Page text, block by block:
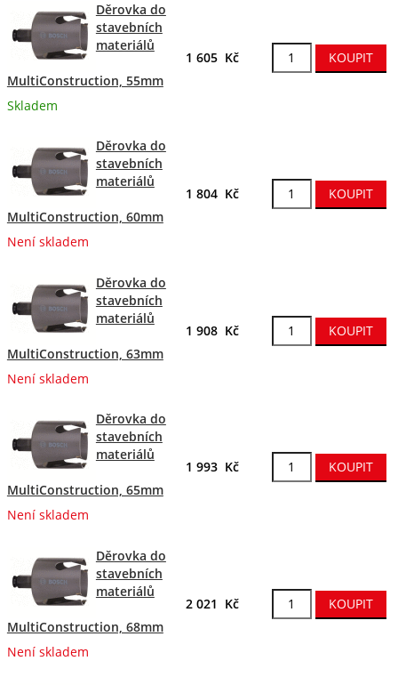
Děrovka do
stavebních
materiálů
MultiConstruction, 55mm
Skladem
1 605 Kč
Děrovka do
stavebních
materiálů
MultiConstruction, 60mm
Není skladem
1 804 Kč
Děrovka do
stavebních
materiálů
MultiConstruction, 63mm
Není skladem
1 908 Kč
Děrovka do
stavebních
materiálů
MultiConstruction, 65mm
Není skladem
1 993 Kč
Děrovka do
stavebních
materiálů
MultiConstruction, 68mm
Není skladem
2 021 Kč